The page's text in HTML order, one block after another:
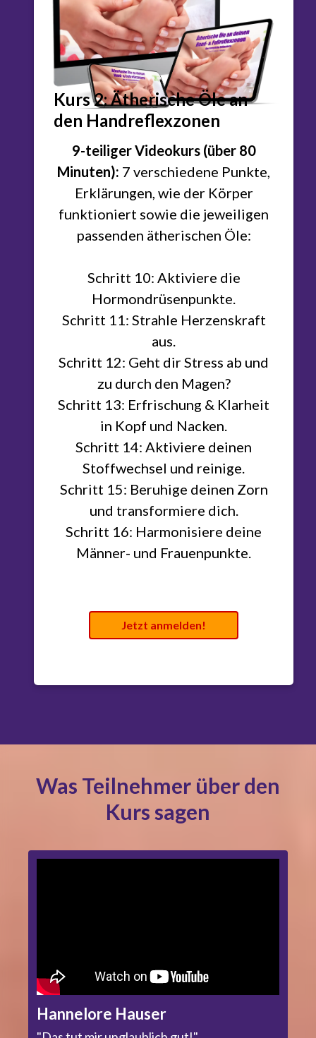
Kurs 2: Ätherische Öle an
den Handreflexzonen
9-teiliger Videokurs (über 80
Minuten): 7 verschiedene Punkte,
Erklärungen, wie der Körper
funktioniert sowie die jeweiligen
passenden ätherischen Öle:
Schritt 10: Aktiviere die
Hormondrüsenpunkte.
Schritt 11: Strahle Herzenskraft
aus.
Schritt 12: Geht dir Stress ab und
zu durch den Magen?
Schritt 13: Erfrischung & Klarheit
in Kopf und Nacken.
Schritt 14: Aktiviere deinen
Stoffwechsel und reinige.
Schritt 15: Beruhige deinen Zorn
und transformiere dich.
Schritt 16: Harmonisiere deine
Männer- und Frauenpunkte.
Jetzt anmelden!
Was Teilnehmer über den
Kurs sagen
Hannelore Hauser